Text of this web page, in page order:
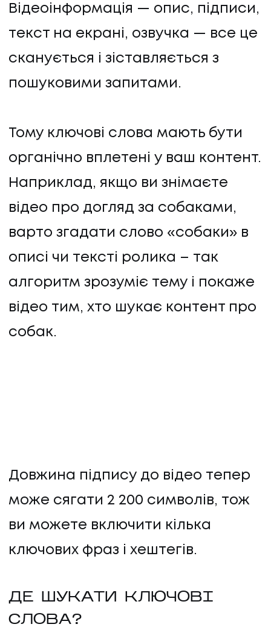
Відеоінформація — опис, підписи,
текст на екрані, озвучка — все це
сканується і зіставляється з
пошуковими запитами.
Тому ключові слова мають бути
органічно вплетені у ваш контент.
Наприклад, якщо ви знімаєте
відео про догляд за собаками,
варто згадати слово «собаки» в
описі чи тексті ролика – так
алгоритм зрозуміє тему і покаже
відео тим, хто шукає контент про
собак.
Довжина підпису до відео тепер
може сягати 2 200 символів, тож
ви можете включити кілька
ключових фраз і хештегів.
ДЕ ШУКАТИ КЛЮЧОВІ
СЛОВА?